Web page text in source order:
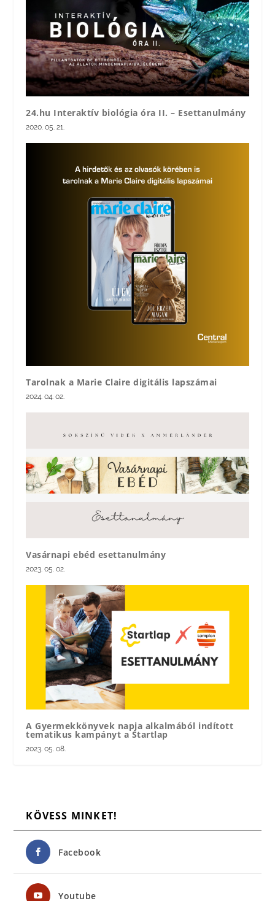
24.hu Interaktív biológia óra II. – Esettanulmány
2020. 05. 21.
Tarolnak a Marie Claire digitális lapszámai
2024. 04. 02.
Vasárnapi ebéd esettanulmány
2023. 05. 02.
A Gyermekkönyvek napja alkalmából indított
tematikus kampányt a Startlap
2023. 05. 08.
KÖVESS MINKET!
Facebook
Youtube